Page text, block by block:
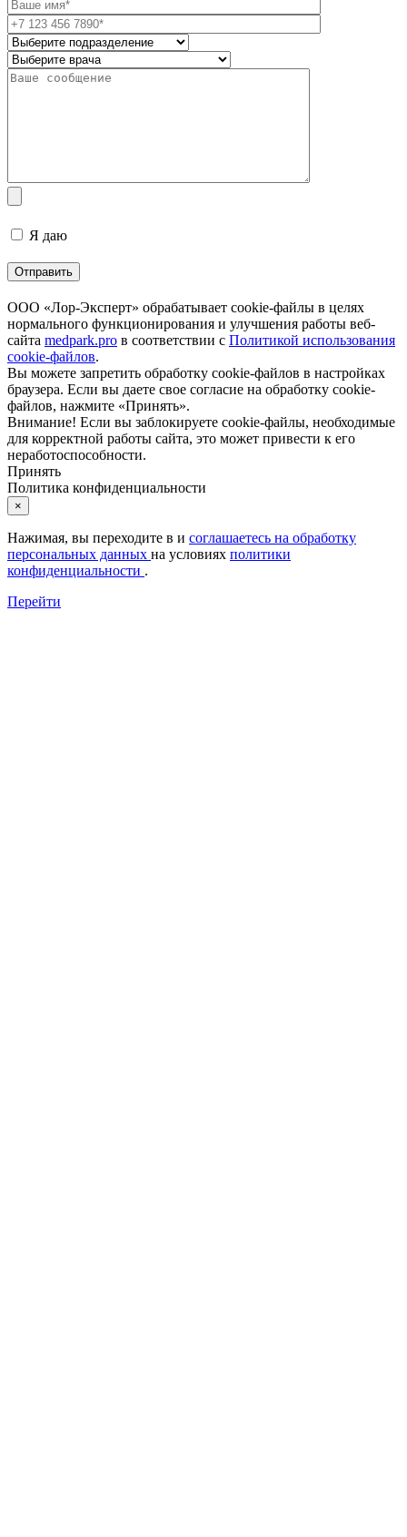
Я даю
ООО «Лор-Эксперт» обрабатывает cookie-файлы в целях
нормального функционирования и улучшения работы веб-
сайта medpark.pro в соответствии с Политикой использования
cookie-файлов.
Вы можете запретить обработку cookie-файлов в настройках
браузера. Если вы даете свое согласие на обработку cookie-
файлов, нажмите «Принять».
Внимание! Если вы заблокируете cookie-файлы, необходимые
для корректной работы сайта, это может привести к его
неработоспособности.
Принять
Политика конфиденциальности
×
Нажимая, вы переходите в и соглашаетесь на обработку
персональных данных на условиях политики
конфиденциальности .
Перейти